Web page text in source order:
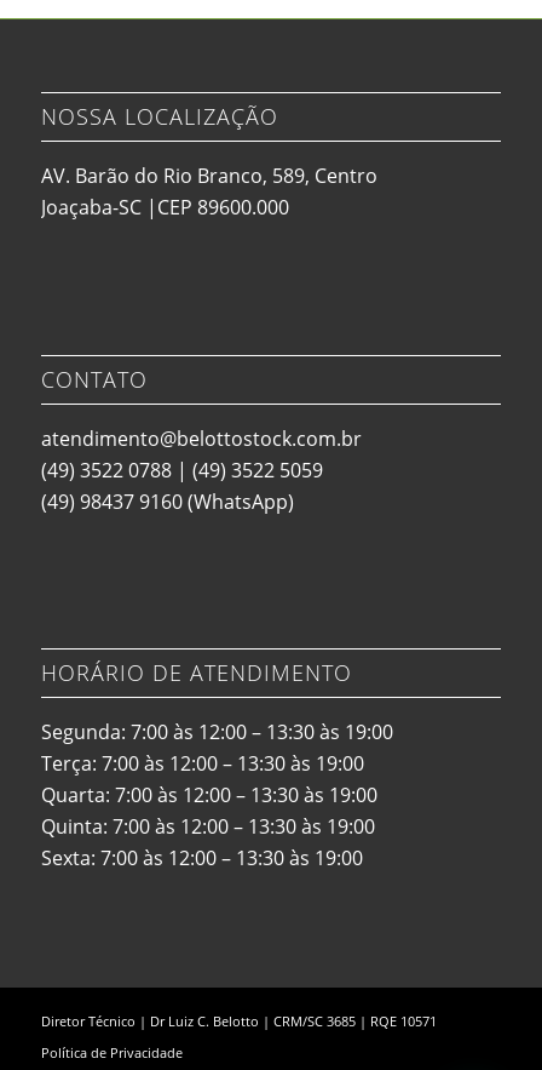
NOSSA LOCALIZAÇÃO
AV. Barão do Rio Branco, 589, Centro
Joaçaba-SC |CEP 89600.000
CONTATO
atendimento@belottostock.com.br
(49) 3522 0788| (49) 3522 5059
(49) 98437 9160(WhatsApp)
HORÁRIO DE ATENDIMENTO
Segunda: 7:00 às 12:00 – 13:30 às 19:00
Terça: 7:00 às 12:00 – 13:30 às 19:00
Quarta: 7:00 às 12:00 – 13:30 às 19:00
Quinta: 7:00 às 12:00 – 13:30 às 19:00
Sexta: 7:00 às 12:00 – 13:30 às 19:00
Diretor Técnico | Dr Luiz C. Belotto | CRM/SC 3685 | RQE 10571
Política de Privacidade